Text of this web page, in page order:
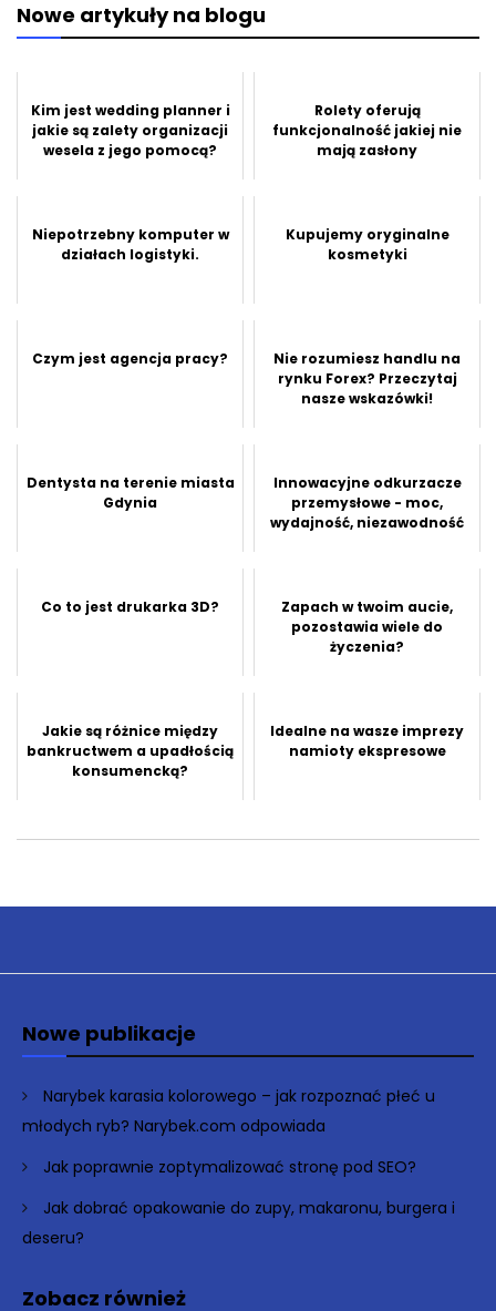
Nowe artykuły na blogu
Kim jest wedding planner i
jakie są zalety organizacji
wesela z jego pomocą?
Rolety oferują
funkcjonalność jakiej nie
mają zasłony
Niepotrzebny komputer w
działach logistyki.
Kupujemy oryginalne
kosmetyki
Czym jest agencja pracy?
Nie rozumiesz handlu na
rynku Forex? Przeczytaj
nasze wskazówki!
Dentysta na terenie miasta
Gdynia
Innowacyjne odkurzacze
przemysłowe - moc,
wydajność, niezawodność
Co to jest drukarka 3D?
Zapach w twoim aucie,
pozostawia wiele do
życzenia?
Jakie są różnice między
bankructwem a upadłością
konsumencką?
Idealne na wasze imprezy
namioty ekspresowe
Nowe publikacje
Narybek karasia kolorowego – jak rozpoznać płeć u
młodych ryb? Narybek.com odpowiada
Jak poprawnie zoptymalizować stronę pod SEO?
Jak dobrać opakowanie do zupy, makaronu, burgera i
deseru?
Zobacz również